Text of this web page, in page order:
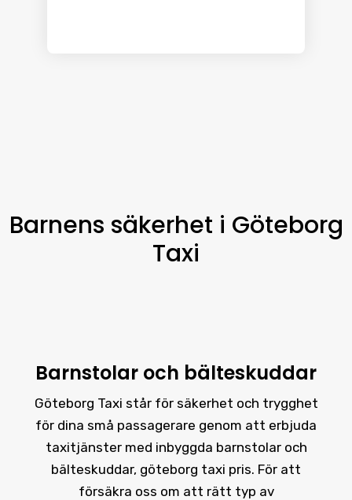
Barnens säkerhet i Göteborg
Taxi
Barnstolar och bälteskuddar
Göteborg Taxi står för säkerhet och trygghet
för dina små passagerare genom att erbjuda
taxitjänster med inbyggda barnstolar och
bälteskuddar, göteborg taxi pris. För att
försäkra oss om att rätt typ av